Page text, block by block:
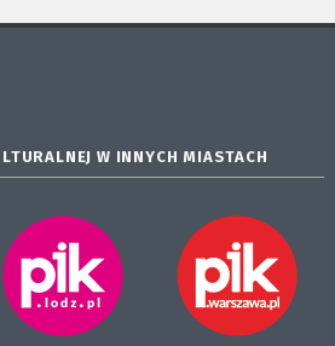
W INNYCH MIASTACH